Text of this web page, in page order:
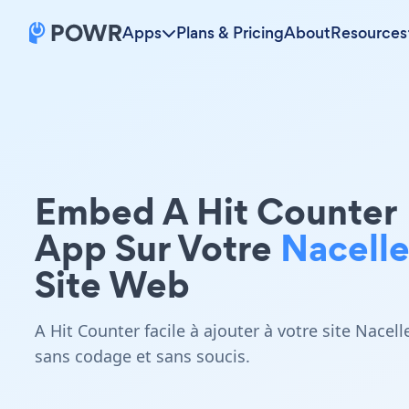
Apps Plans & PricingAboutResources
Embed A Hit Counter
App Sur Votre Nacelle
Site Web
A Hit Counter facile à ajouter à votre site
sans codage et sans soucis.